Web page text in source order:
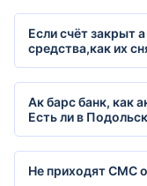
Если счёт закрыт
средства,как их
Ак барс банк, как
Есть ли в
Не приходят СМС